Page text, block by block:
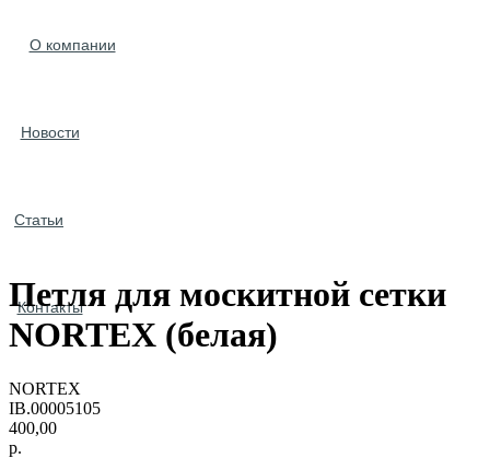
О компании
Новости
Статьи
Контакты
Петля для москитной сетки
NORTEX (белая)
NORTEX
IB.00005105
400,00
р.